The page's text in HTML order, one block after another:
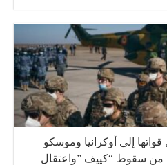
إلى أوكرانيا وموسكو
سقوط “كييف ”واعتقال